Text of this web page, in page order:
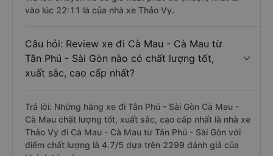
vào lúc 22:11 là của nhà xe Thảo Vy.
Câu hỏi: Review xe đi Cà Mau - Cà Mau từ
Tân Phú - Sài Gòn nào có chất lượng tốt,
xuất sắc, cao cấp nhất?
Trả lời: Những hãng xe đi Tân Phú - Sài Gòn Cà Mau -
Cà Mau chất lượng tốt, xuất sắc, cao cấp nhất là nhà xe
Thảo Vy đi Cà Mau - Cà Mau từ Tân Phú - Sài Gòn với
điểm chất lượng là 4.7/5 dựa trên 2299 đánh giá của